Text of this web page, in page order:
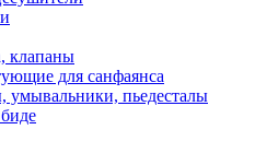
клапаны
для санфаянса
умывальники, пьедесталы